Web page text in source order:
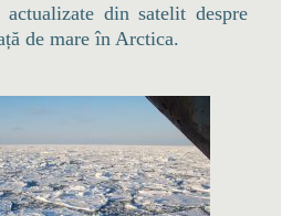
din satelit despre
de mare în Arctica.